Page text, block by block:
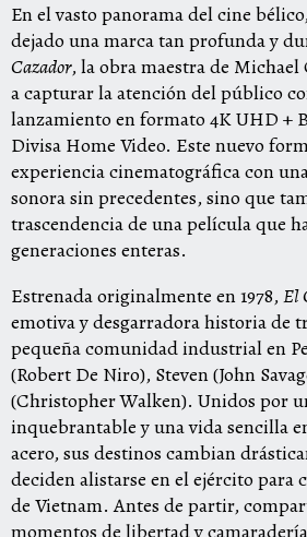
En el vasto panorama del cine
dejado una marca tan profunda y
Cazador, la obra maestra de
a capturar la atención del público
lanzamiento en formato 4K UHD +
Divisa Home Video. Este nuevo
experiencia cinematográfica con
sonora sin precedentes, sino que
trascendencia de una película que
generaciones enteras.
Estrenada originalmente en 1978,El
emotiva y desgarradora historia de
pequeña comunidad industrial en
(Robert De Niro), Steven (John
(Christopher Walken). Unidos por
inquebrantable y una vida sencilla
acero, sus destinos cambian
deciden alistarse en el ejército para
de Vietnam. Antes de partir,